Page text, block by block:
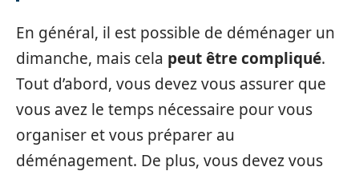
En général, il est possible de déménager un
dimanche, mais cela peut être compliqué.
Tout d’abord, vous devez vous assurer que
vous avez le temps nécessaire pour vous
organiser et vous préparer au
déménagement. De plus, vous devez vous